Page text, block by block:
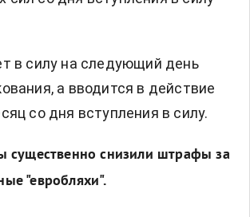
в силу на следующий день
а вводится в действие
со дня вступления в силу.
существенно снизили штрафы за
"евробляхи".